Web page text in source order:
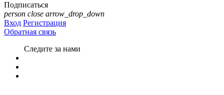
Подписаться
person close arrow_drop_down
Вход Регистрация
Обратная связь
Следите за нами